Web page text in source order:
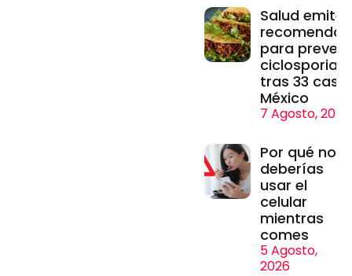
Salud emite
para
tras 33
México
7 Agosto, 2026
Por qué no
deberías
usar el
celular
mientras
comes
5 Agosto,
2026